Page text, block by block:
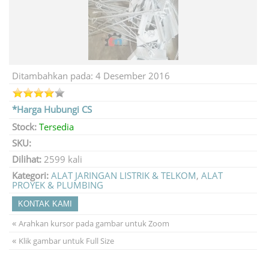
Ditambahkan pada: 4 Desember 2016
*Harga Hubungi CS
Stock: Tersedia
SKU:
Dilihat: 2599 kali
Kategori: ALAT JARINGAN LISTRIK & TELKOM, ALAT
PROYEK & PLUMBING
KONTAK KAMI
« Arahkan kursor pada gambar untuk Zoom
« Klik gambar untuk Full Size